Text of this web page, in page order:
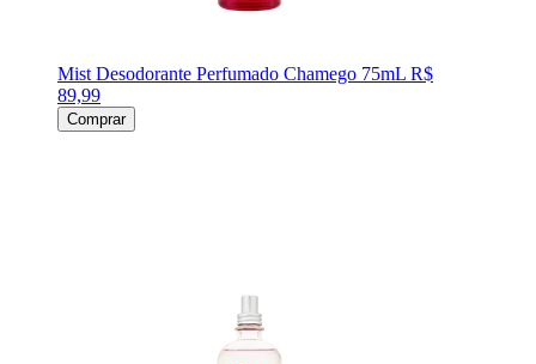
Mist Desodorante Perfumado Chamego 75mL R$
89,99
Comprar